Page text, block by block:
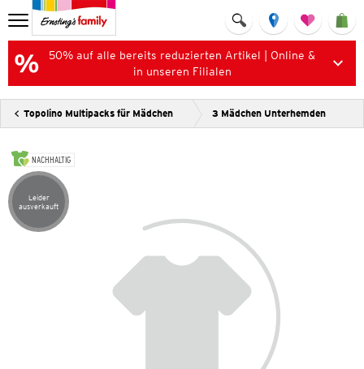
50% auf alle bereits reduzierten Artikel | Online &
in unseren Filialen
Topolino Multipacks für Mädchen 3 Mädchen Unterhemden
NACHHALTIG
Artikel leider ausverkauft
Leider
ausverkauft